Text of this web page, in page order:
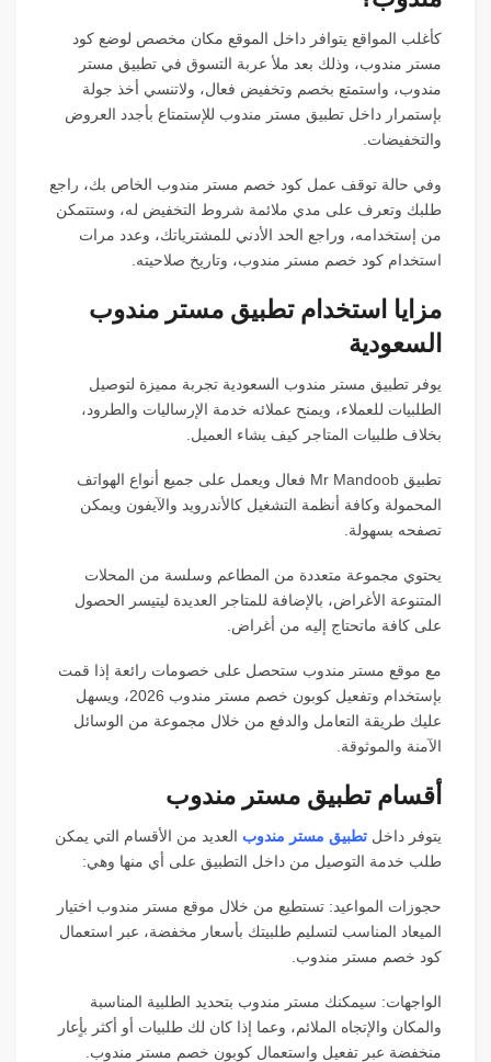
كأغلب المواقع يتوافر داخل الموقع مكان مخصص لوضع كود
مستر مندوب، وذلك بعد ملأ عربة التسوق في تطبيق مستر
مندوب، واستمتع بخصم وتخفيض فعال، ولاتنسي أخذ جولة
بإستمرار داخل تطبيق مستر مندوب للإستمتاع بأجدد العروض
والتخفيضات.
وفي حالة توقف عمل كود خصم مستر مندوب الخاص بك، راجع
طلبك وتعرف على مدي ملائمة شروط التخفيض له، وستتمكن
من إستخدامه، وراجع الحد الأدني للمشترياتك، وعدد مرات
استخدام كود خصم مستر مندوب، وتاريخ صلاحيته.
مزايا استخدام تطبيق مستر مندوب
السعودية
يوفر تطبيق مستر مندوب السعودية تجربة مميزة لتوصيل
الطلبيات للعملاء، ويمنح عملائه خدمة الإرساليات والطرود،
بخلاف طلبيات المتاجر كيف يشاء العميل.
تطبيق Mr Mandoob فعال ويعمل على جميع أنواع الهواتف
المحمولة وكافة أنظمة التشغيل كالأندرويد والآيفون ويمكن
تصفحه بسهولة.
يحتوي مجموعة متعددة من المطاعم وسلسة من المحلات
المتنوعة الأغراض، بالإضافة للمتاجر العديدة ليتيسر الحصول
على كافة ماتحتاج إليه من أغراض.
مع موقع مستر مندوب ستحصل على خصومات رائعة إذا قمت
بإستخدام وتفعيل كوبون خصم مستر مندوب 2026، ويسهل
عليك طريقة التعامل والدفع من خلال مجموعة من الوسائل
الآمنة والموثوقة.
أقسام تطبيق مستر مندوب
يتوفر داخل تطبيق مستر مندوبالعديد من الأقسام التي يمكن
طلب خدمة التوصيل من داخل التطبيق على أي منها وهي:
حجوزات المواعيد: تستطيع من خلال موقع مستر مندوب اختيار
الميعاد المناسب لتسليم طلبيتك بأسعار مخفضة، عبر استعمال
كود خصم مستر مندوب.
الواجهات: سيمكنك مستر مندوب بتحديد الطلبية المناسبة
والمكان والإتجاه الملائم، وعما إذا كان لك طلبيات أو أكثر بأٍعار
منخفضة عبر تفعيل واستعمال كوبون خصم مستر مندوب.